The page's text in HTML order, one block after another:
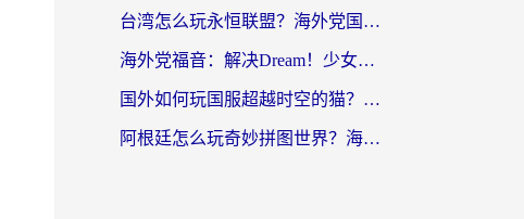
台湾怎么玩永恒联盟？海外党国服游戏加速器选择全攻略（附3大热门游戏实测）
海外党福音：解决Dream！少女乐团派对！国外延迟的实用指南，附北美英国游戏加速方案
国外如何玩国服超越时空的猫？2026海外党必看的加速器选择指南
阿根廷怎么玩奇妙拼图世界？海外玩家国服游戏加速全攻略（附帕斯卡契约战舰少女解决方案）